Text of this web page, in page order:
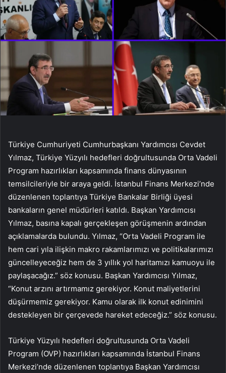
Türkiye Cumhuriyeti Cumhurbaşkanı Yardımcısı Cevdet
Yılmaz, Türkiye Yüzyılı hedefleri doğrultusunda Orta Vadeli
Program hazırlıkları kapsamında finans dünyasının
temsilcileriyle bir araya geldi. İstanbul Finans Merkezi’nde
düzenlenen toplantıya Türkiye Bankalar Birliği üyesi
bankaların genel müdürleri katıldı. Başkan Yardımcısı
Yılmaz, basına kapalı gerçekleşen görüşmenin ardından
açıklamalarda bulundu. Yılmaz, “Orta Vadeli Program ile
hem cari yıla ilişkin makro rakamlarımızı ve politikalarımızı
güncelleyeceğiz hem de 3 yıllık yol haritamızı kamuoyu ile
paylaşacağız.” söz konusu. Başkan Yardımcısı Yılmaz,
“Konut arzını artırmamız gerekiyor. Konut maliyetlerini
düşürmemiz gerekiyor. Kamu olarak ilk konut edinimini
destekleyen bir çerçevede hareket edeceğiz.” söz konusu.
Türkiye Yüzyılı hedefleri doğrultusunda Orta Vadeli
Program (OVP) hazırlıkları kapsamında İstanbul Finans
Merkezi’nde düzenlenen toplantıya Başkan Yardımcısı